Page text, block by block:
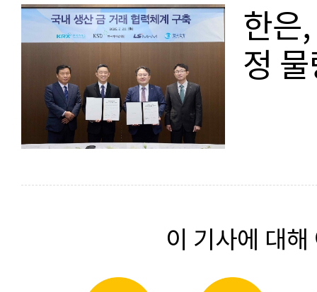
한은
정
이 기사에 대